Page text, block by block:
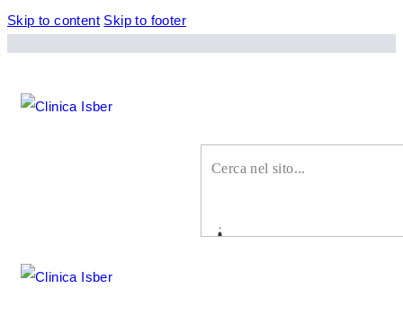
Skip to content Skip to footer